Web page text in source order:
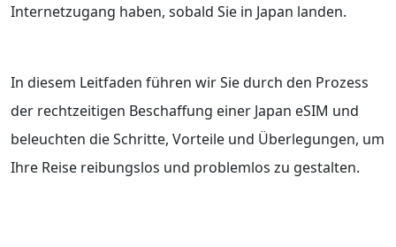
Internetzugang haben, sobald Sie in Japan landen.
In diesem Leitfaden führen wir Sie durch den Prozess
der rechtzeitigen Beschaffung einer Japan eSIM und
beleuchten die Schritte, Vorteile und Überlegungen, um
Ihre Reise reibungslos und problemlos zu gestalten.